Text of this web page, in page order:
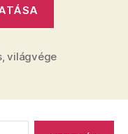
az
,világvége